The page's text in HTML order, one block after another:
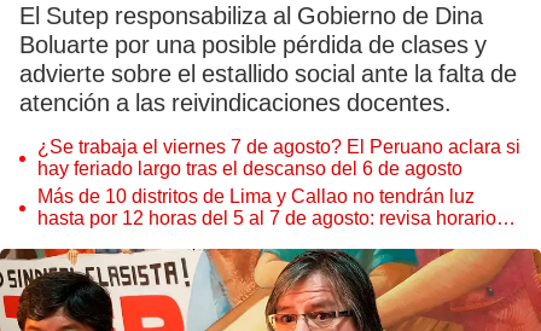
El Sutep responsabiliza al Gobierno de Dina
Boluarte por una posible pérdida de clases y
advierte sobre el estallido social ante la falta de
atención a las reivindicaciones docentes.
¿Se trabaja el viernes 7 de agosto? El Peruano aclara si
hay feriado largo tras el descanso del 6 de agosto
Más de 10 distritos de Lima y Callao no tendrán luz
hasta por 12 horas del 5 al 7 de agosto: revisa horarios y